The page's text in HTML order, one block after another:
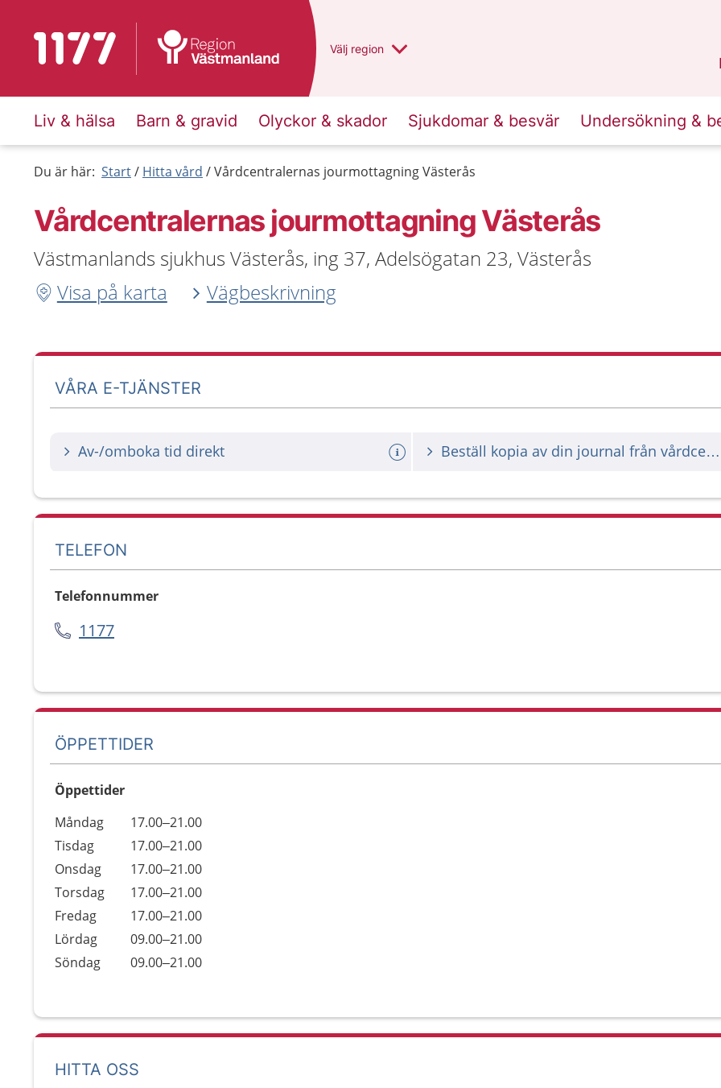
Till startsidan för 1177 Du har valt region
Välj en annan
region
Liv & hälsa Barn & gravid Olyckor & skador Sjukdomar & besvär Undersökning &
Du är här: Start Hitta vård Vårdcentralernas jourmottagning Västerås
Vårdcentralernas jourmottagning Västerås
Västmanlands sjukhus Västerås, ing 37, Adelsögatan 23, Västerås
Visa på karta
Vägbeskrivning
VÅRA E-TJÄNSTER
Av-/omboka tid direkt Beställ kopia av din journal från vårdcentralernas jourmottagning Västerås
TELEFON
Telefonnummer
1177
ÖPPETTIDER
Öppettider
Dag
Öppettider
Kommentarer
Måndag
17.00–21.00
Tisdag
17.00–21.00
Onsdag
17.00–21.00
Torsdag
17.00–21.00
Fredag
17.00–21.00
Lördag
09.00–21.00
Söndag
09.00–21.00
HITTA OSS